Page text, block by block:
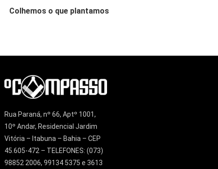
Colhemos o que plantamos
Rua Paraná, nº 66, Aptº 1001,
10º Andar, Residencial Jardim
Vitória – Itabuna – Bahia – CEP
45.605-472 – TELEFONES: (073)
98852 2006, 99134 5375 e 3613